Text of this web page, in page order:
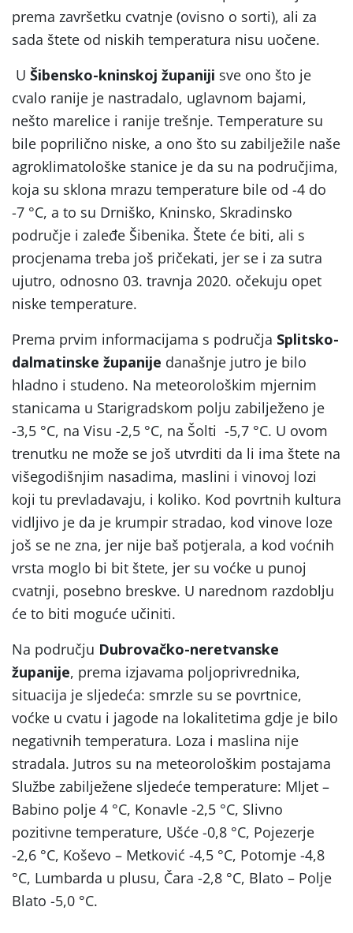
prema završetku cvatnje (ovisno o sorti), ali za
sada štete od niskih temperatura nisu uočene.
U Šibensko-kninskoj županiji sve ono što je
cvalo ranije je nastradalo, uglavnom bajami,
nešto marelice i ranije trešnje. Temperature su
bile poprilično niske, a ono što su zabilježile naše
agroklimatološke stanice je da su na područjima,
koja su sklona mrazu temperature bile od -4 do
-7 °C, a to su Drniško, Kninsko, Skradinsko
područje i zaleđe Šibenika. Štete će biti, ali s
procjenama treba još pričekati, jer se i za sutra
ujutro, odnosno 03. travnja 2020. očekuju opet
niske temperature.
Prema prvim informacijama s područja Splitsko-
dalmatinske županije današnje jutro je bilo
hladno i studeno. Na meteorološkim mjernim
stanicama u Starigradskom polju zabilježeno je
-3,5 °C, na Visu -2,5 °C, na Šolti -5,7 °C. U ovom
trenutku ne može se još utvrditi da li ima štete na
višegodišnjim nasadima, maslini i vinovoj lozi
koji tu prevladavaju, i koliko. Kod povrtnih kultura
vidljivo je da je krumpir stradao, kod vinove loze
još se ne zna, jer nije baš potjerala, a kod voćnih
vrsta moglo bi bit štete, jer su voćke u punoj
cvatnji, posebno breskve. U narednom razdoblju
će to biti moguće učiniti.
Na području Dubrovačko-neretvanske
županije, prema izjavama poljoprivrednika,
situacija je sljedeća: smrzle su se povrtnice,
voćke u cvatu i jagode na lokalitetima gdje je bilo
negativnih temperatura. Loza i maslina nije
stradala. Jutros su na meteorološkim postajama
Službe zabilježene sljedeće temperature: Mljet –
Babino polje 4 °C, Konavle -2,5 °C, Slivno
pozitivne temperature, Ušće -0,8 °C, Pojezerje
-2,6 °C, Koševo – Metković -4,5 °C, Potomje -4,8
°C, Lumbarda u plusu, Čara -2,8 °C, Blato – Polje
Blato -5,0 °C.